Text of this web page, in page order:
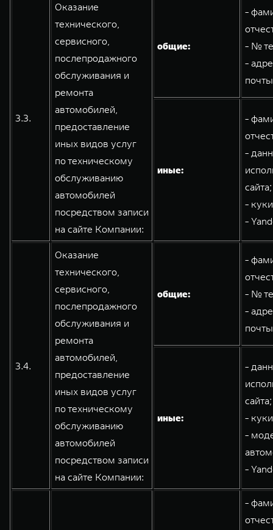
3.3.
Оказание
технического,
сервисного,
послепродажного
обслуживания и
ремонта
автомобилей,
предоставление
иных видов услуг
по техническому
обслуживанию
автомобилей
посредством записи
на сайте Компании:
общие:
-
- №
-
иные:
-
-
сайта;
-
-
3.4.
Оказание
технического,
сервисного,
послепродажного
обслуживания и
ремонта
автомобилей,
предоставление
иных видов услуг
по техническому
обслуживанию
автомобилей
посредством записи
на сайте Компании:
общие:
-
- №
-
иные:
-
сайта;
-
-
-
-